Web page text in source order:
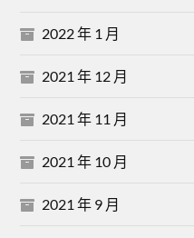
2022 年 1 月
2021 年 12 月
2021 年 11 月
2021 年 10 月
2021 年 9 月